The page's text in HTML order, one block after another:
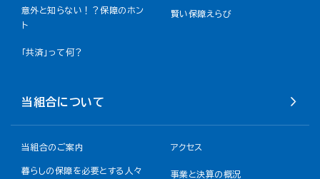
意外と知らない！？保障のホン
ト
賢い保障えらび
「共済」って何？
当組合について
当組合のご案内 アクセス
暮らしの保障を必要とする人々
事業と決算の概況